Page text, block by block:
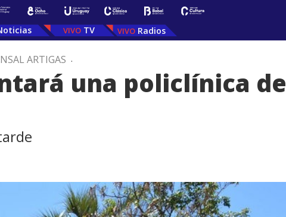
TV Radios
ARTIGAS .
una policlínica de